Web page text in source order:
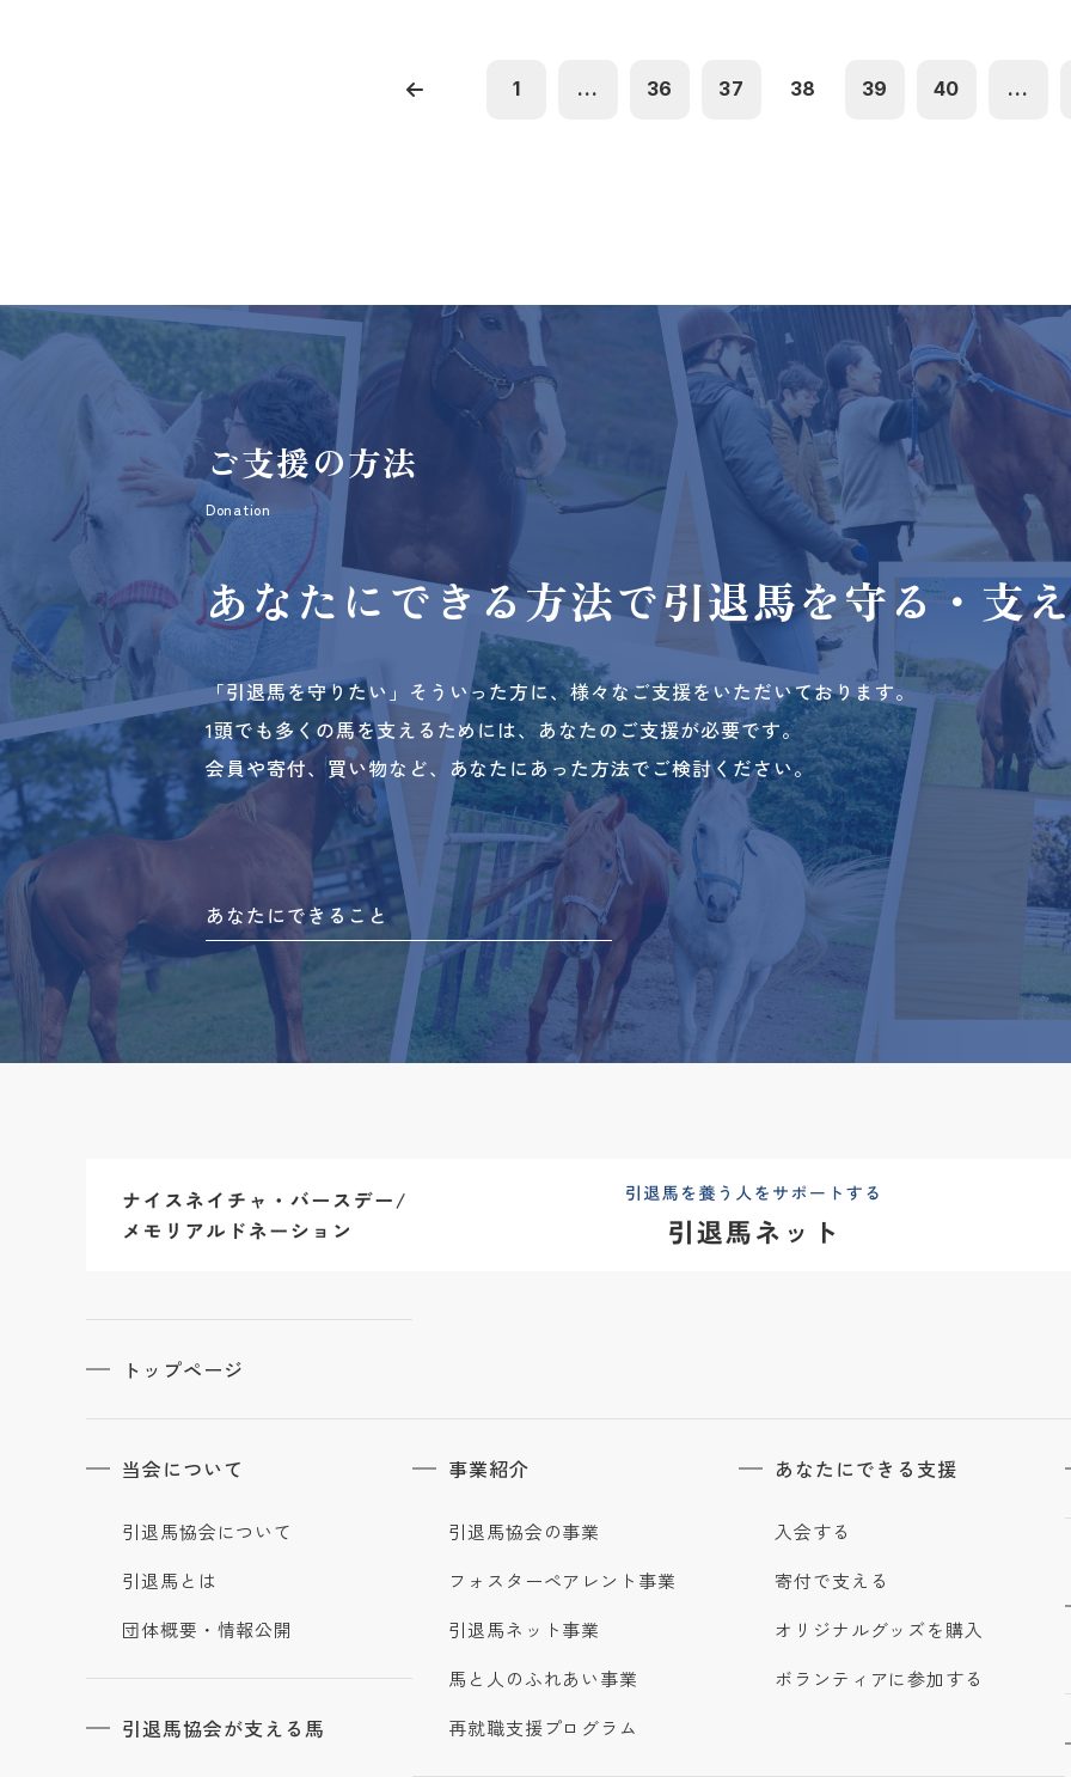
1 ... 36 37 38 39 40 ...
ご支援の方法
Donation
あなたにできる方法で引退馬を守る・支
「引退馬を守りたい」そういった方に、様々なご支援をいただいております。
1頭でも多くの馬を支えるためには、あなたのご支援が必要です。
会員や寄付、買い物など、あなたにあった方法でご検討ください。
あなたにできること
トップページ
当会について
引退馬協会について
引退馬とは
団体概要・情報公開
引退馬協会が支える馬
事業紹介
引退馬協会の事業
フォスターペアレント事業
引退馬ネット事業
馬と人のふれあい事業
再就職支援プログラム
あなたにできる支援
入会する
寄付で支える
オリジナルグッズを購入
ボランティアに参加する